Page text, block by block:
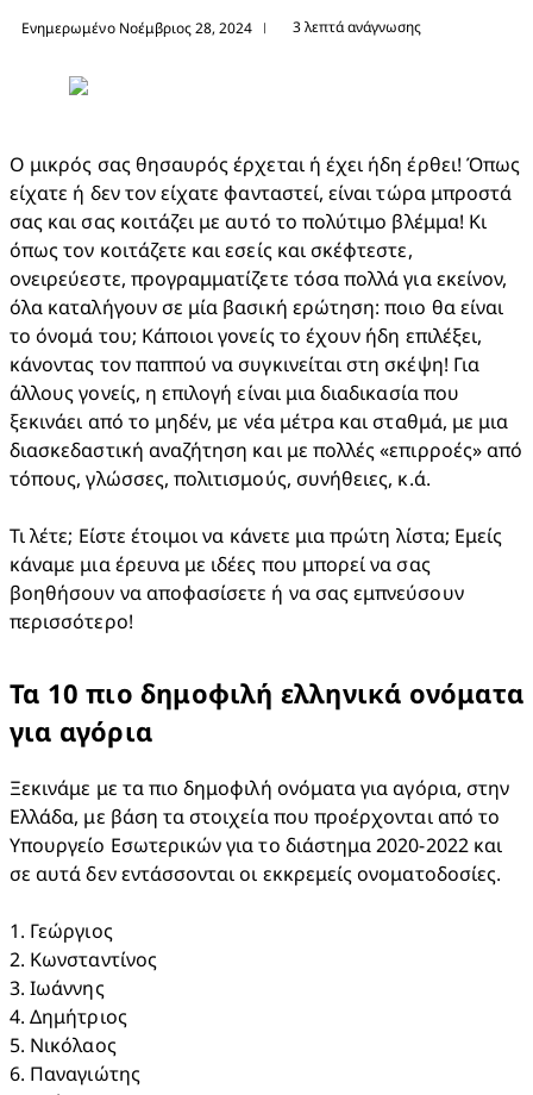
Ενημερωμένο Νοέμβριος 28, 2024 | 3 λεπτά ανάγνωσης
Ο μικρός σας θησαυρός έρχεται ή έχει ήδη έρθει! Όπως
είχατε ή δεν τον είχατε φανταστεί, είναι τώρα μπροστά
σας και σας κοιτάζει με αυτό το πολύτιμο βλέμμα! Κι
όπως τον κοιτάζετε και εσείς και σκέφτεστε,
ονειρεύεστε, προγραμματίζετε τόσα πολλά για εκείνον,
όλα καταλήγουν σε μία βασική ερώτηση: ποιο θα είναι
το όνομά του; Κάποιοι γονείς το έχουν ήδη επιλέξει,
κάνοντας τον παππού να συγκινείται στη σκέψη! Για
άλλους γονείς, η επιλογή είναι μια διαδικασία που
ξεκινάει από το μηδέν, με νέα μέτρα και σταθμά, με μια
διασκεδαστική αναζήτηση και με πολλές «επιρροές» από
τόπους, γλώσσες, πολιτισμούς, συνήθειες, κ.ά. ​
Τι λέτε; Είστε έτοιμοι να κάνετε μια πρώτη λίστα; Εμείς
κάναμε μια έρευνα με ιδέες που μπορεί να σας
βοηθήσουν να αποφασίσετε ή να σας εμπνεύσουν
περισσότερο!
Τα 10 πιο δημοφιλή ελληνικά ονόματα
για αγόρια
Ξεκινάμε με τα πιο δημοφιλή ονόματα για αγόρια, στην
Ελλάδα, με βάση τα στοιχεία που προέρχονται από το
Υπουργείο Εσωτερικών για το διάστημα 2020-2022 και
σε αυτά δεν εντάσσονται οι εκκρεμείς ονοματοδοσίες.
1. Γεώργιος
2. Κωνσταντίνος​
3. Ιωάννης
4. Δημήτριος
5. Νικόλαος
6. Παναγιώτης